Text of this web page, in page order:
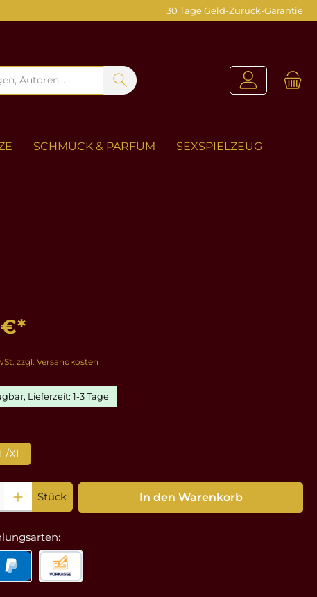
30 Tage Geld-Zurück-Garantie
SCHMUCK & PARFUM SEXSPIELZEUG
zzgl. Versandkosten
Lieferzeit: 1-3 Tage
L/XL
Gib den gewünschten Wert ein oder benutze die Schaltflächen um die
Stück In den Warenkorb